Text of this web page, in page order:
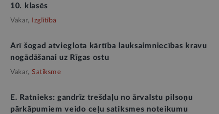
10. klasēs
Vakar, Izglītība
Arī šogad atvieglota kārtība lauksaimniecības kravu
nogādāšanai uz Rīgas ostu
Vakar, Satiksme
E. Ratnieks: gandrīz trešdaļu no ārvalstu pilsoņu
pārkāpumiem veido ceļu satiksmes noteikumu